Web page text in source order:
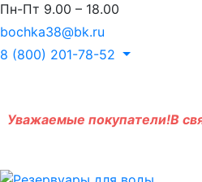
Пн-Пт 9.00 – 18.00
bochka38@bk.ru
8 (800) 201-78-52
Уважаемые покупатели!В